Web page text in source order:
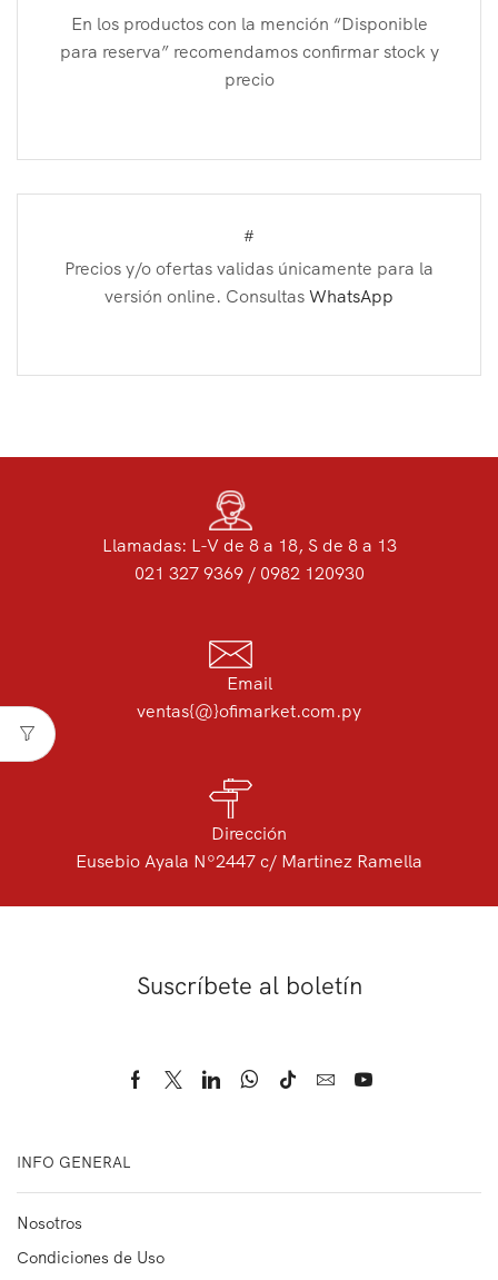
En los productos con la mención “Disponible
para reserva” recomendamos confirmar stock y
precio
#
Precios y/o ofertas validas únicamente para la
versión online. Consultas WhatsApp
Llamadas: L-V de 8 a 18, S de 8 a 13
021 327 9369 / 0982 120930
Email
ventas{@}ofimarket.com.py
Dirección
Eusebio Ayala Nº2447 c/ Martinez Ramella
Suscríbete al boletín
INFO GENERAL
Nosotros
Condiciones de Uso